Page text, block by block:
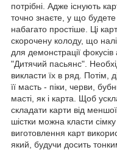
потрібні. Адже існують
точно знаєте, у що
набагато простіше. Ці
скорочену колоду, що
для демонстрації фокусів
"Дитячий пасьянс".
викласти їх в ряд. Потім,
її масть - піки, черви,
масті, як і карта. Щоб
складати карти від
шістки можна класти
виготовлення карт
який, будучи досить